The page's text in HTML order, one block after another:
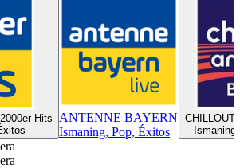
Hits
ANTENNE BAYERN
Ismaning, Pop, Éxitos
CHILLOUT